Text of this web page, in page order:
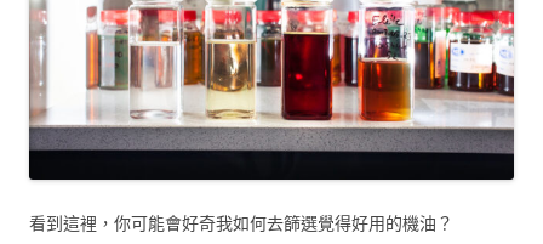
看到這裡，你可能會好奇我如何去篩選覺得好用的機油？